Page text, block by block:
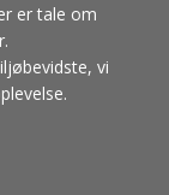
er tale om
vi